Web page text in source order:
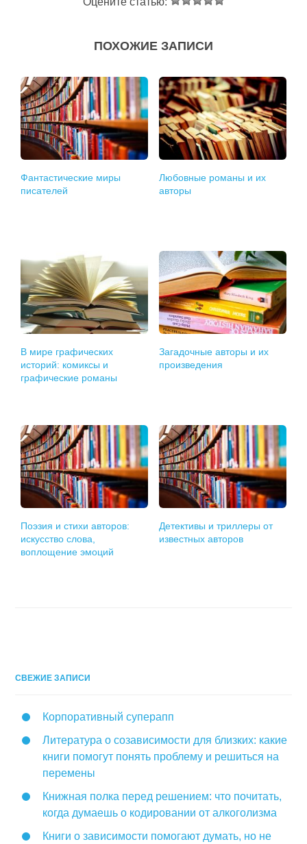
ПОХОЖИЕ ЗАПИСИ
Фантастические миры
писателей
Любовные романы и их
авторы
В мире графических
историй: комиксы и
графические романы
Загадочные авторы и их
произведения
Поэзия и стихи авторов:
искусство слова,
воплощение эмоций
Детективы и триллеры от
известных авторов
СВЕЖИЕ ЗАПИСИ
Корпоративный суперапп
Литература о созависимости для близких: какие
книги помогут понять проблему и решиться на
перемены
Книжная полка перед решением: что почитать,
когда думаешь о кодировании от алкоголизма
Книги о зависимости помогают думать, но не